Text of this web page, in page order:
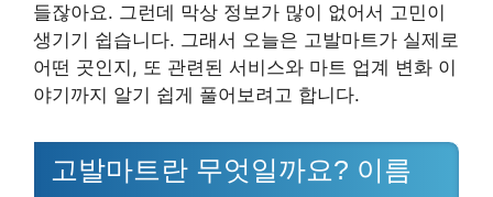
들잖아요. 그런데 막상 정보가 많이 없어서 고민이
생기기 쉽습니다. 그래서 오늘은 고발마트가 실제로
어떤 곳인지, 또 관련된 서비스와 마트 업계 변화 이
야기까지 알기 쉽게 풀어보려고 합니다.
고발마트란 무엇일까요? 이름